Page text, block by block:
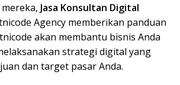
Jasa Konsultan Digital
Agency memberikan panduan
akan membantu bisnis Anda
strategi digital yang
dan target pasar Anda.